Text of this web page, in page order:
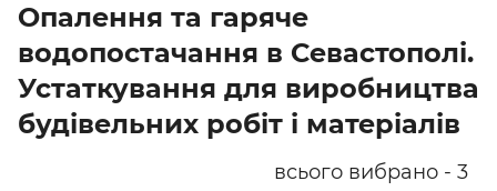
Опалення та гаряче
водопостачання в Севастополі.
Устаткування для виробництва
будівельних робіт і матеріалів
всього вибрано - 3